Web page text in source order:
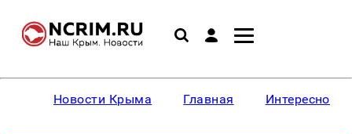
Новости Крыма Главная Интересное